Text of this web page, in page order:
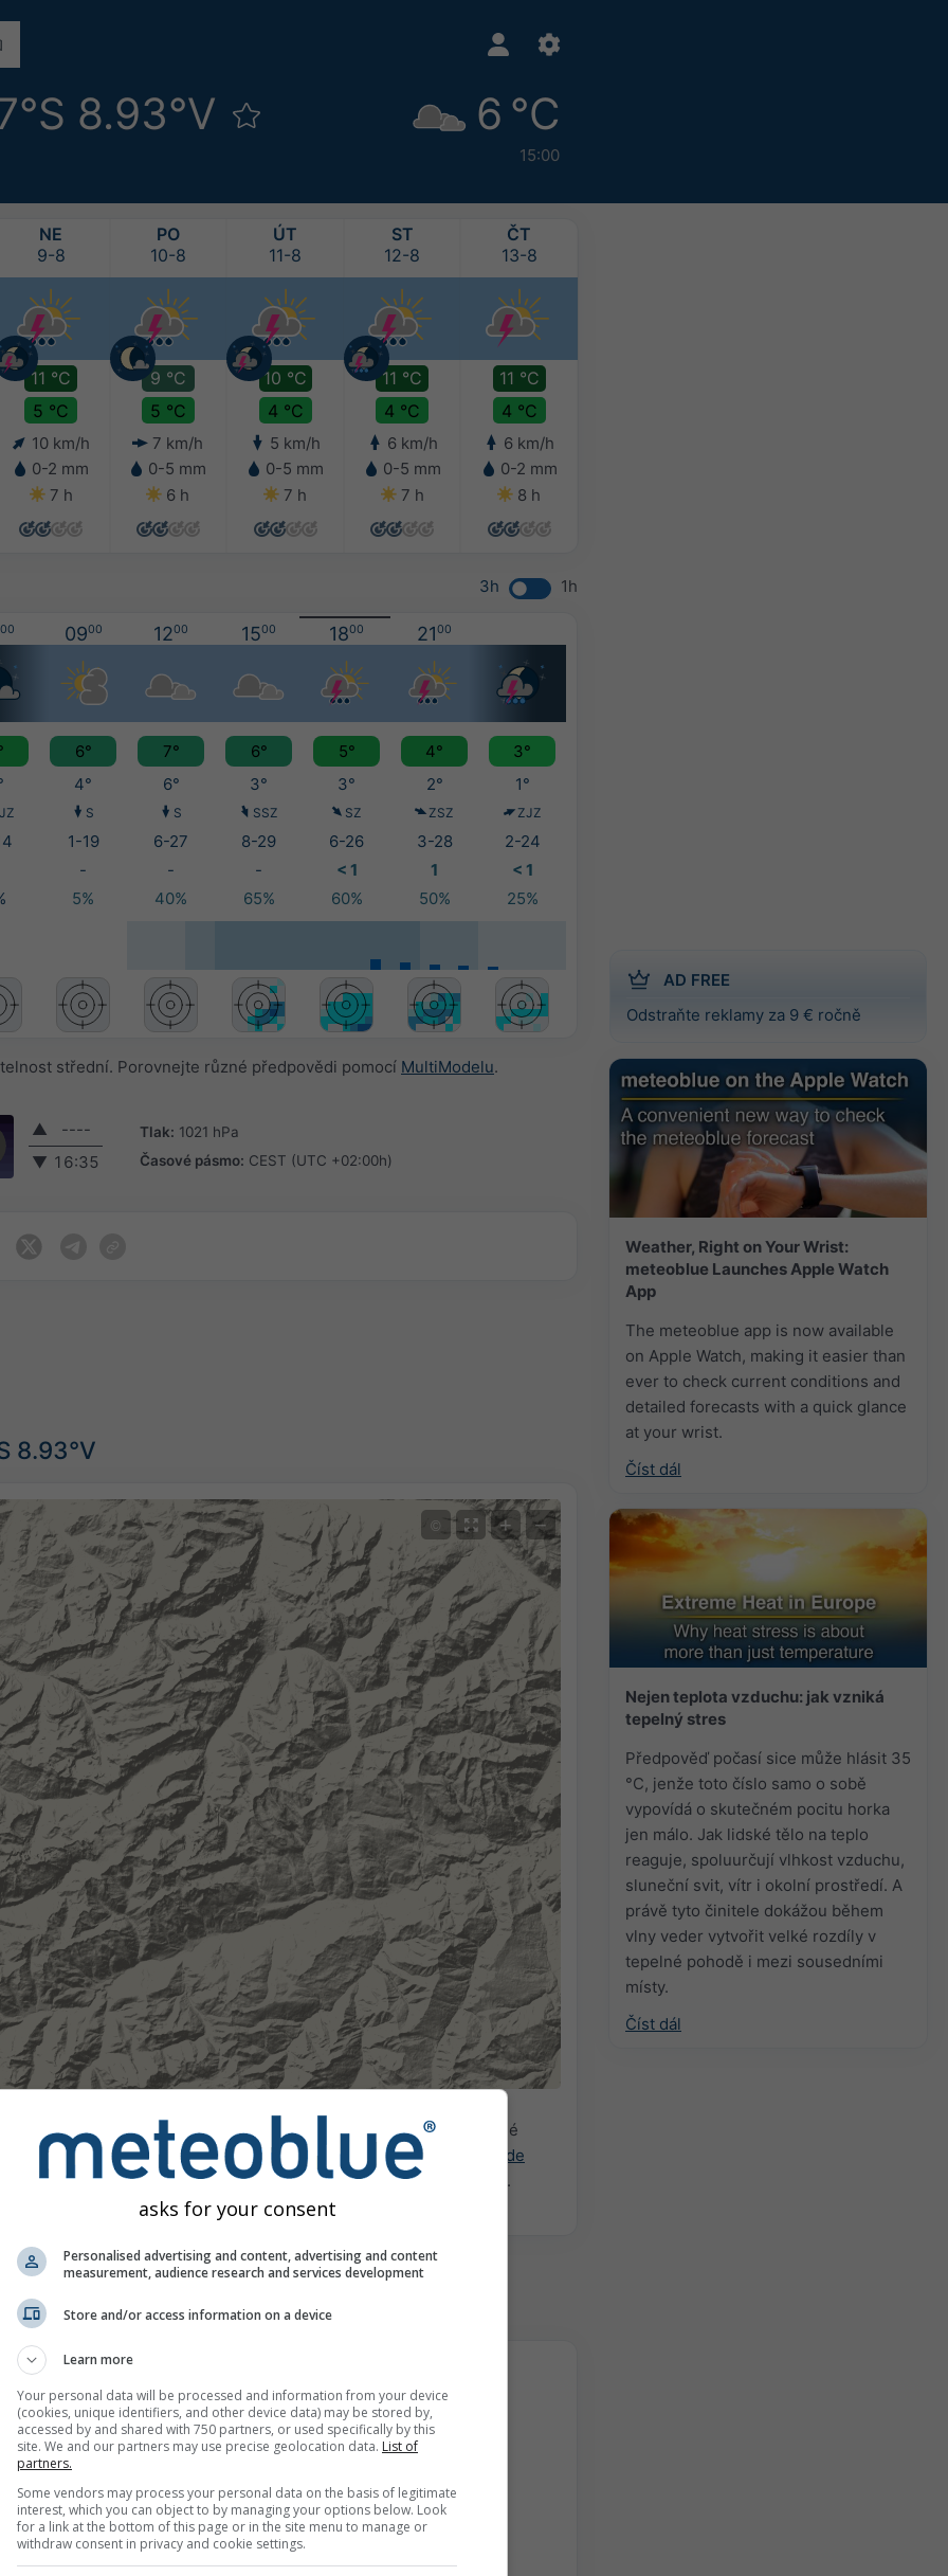
8.93°V 6 °C
15:00
AD FREE
Odstraňte reklamy za 9 € ročně
Weather, Right on Your Wrist:
meteoblue Launches Apple Watch
App
The meteoblue app is now available
on Apple Watch, making it easier than
ever to check current conditions and
detailed forecasts with a quick glance
at your wrist.
Číst dál
Nejen teplota vzduchu: jak vzniká
tepelný stres
Předpověď počasí sice může hlásit 35
°C, jenže toto číslo samo o sobě
vypovídá o skutečném pocitu horka
jen málo. Jak lidské tělo na teplo
reaguje, spoluurčují vlhkost vzduchu,
sluneční svit, vítr i okolní prostředí. A
právě tyto činitele dokážou během
vlny veder vytvořit velké rozdíly v
tepelné pohodě i mezi sousedními
místy.
Číst dál
NE
9-8
11 °C
5 °C
10 km/h
0-2 mm
7 h
PO
10-8
9 °C
5 °C
7 km/h
0-5 mm
6 h
ÚT
11-8
10 °C
4 °C
5 km/h
0-5 mm
7 h
ST
12-8
11 °C
4 °C
6 km/h
0-5 mm
7 h
ČT
13-8
11 °C
4 °C
6 km/h
0-2 mm
8 h
3h 1h
00 0900 1200 1500 1800 2100
6° 7° 6° 5° 4°
3°
4° 6° 3° 3° 2° 1°
S S SSZ SZ ZSZ ZJZ
1-19 6-27 8-29 6-26 3-28
2-24
- - - < 1 1
< 1
5% 40% 65% 60% 50% 25%
střední. Porovnejte různé předpovědi pomocí MultiModelu.
▲
----
▼ 16:35
Tlak: 1021 hPa
Časové pásmo: CEST (UTC +02:00h)
8.93°V
© + −
8.93°V. Tato animace zobrazuje srážkový radarpro vybrané
na 2h . Oranžové křížky označují blesky. Data poskytuje
nowcast.de
Mrholení nebo slabé sněžení může být pro radar neviditelné.
od tyrkysové po červenou.
pro 46.87°S 8.93°V
asks for your consent
Personalised advertising and content, advertising and content
measurement, audience research and services development
Store and/or access information on a device
Learn more
Your personal data will be processed and information from your device
(cookies, unique identifiers, and other device data) may be stored by,
accessed by and shared with 750 partners, or used specifically by this
site. We and our partners may use precise geolocation data. List of
partners.
Some vendors may process your personal data on the basis of legitimate
interest, which you can object to by managing your options below. Look
for a link at the bottom of this page or in the site menu to manage or
withdraw consent in privacy and cookie settings.